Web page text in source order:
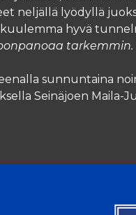
neljällä lyödyllä
hyvä
sunnuntaina
Seinäjoen Maila-